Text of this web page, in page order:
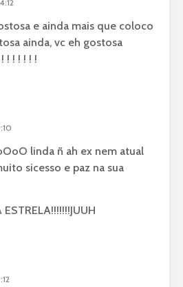
e ainda mais que coloco
ainda, vc eh gostosa
! ! ! ! ! !
linda ñ ah ex nem atual
sicesso e paz na sua